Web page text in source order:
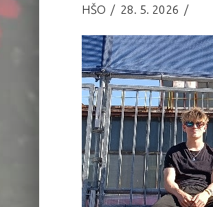
HŠO 28. 5. 2026